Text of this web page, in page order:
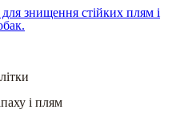
знищення стійких плям і
і плям